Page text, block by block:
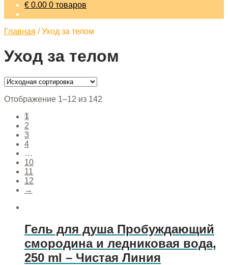
€ 0.00 0 товаров
Главная /Уход за телом
Уход за телом
Отображение 1–12 из 142
1
2
3
4
…
10
11
12
→
Гель для душа Пробуждающий
смородина и ледниковая вода,
250 ml – Чистая Линия